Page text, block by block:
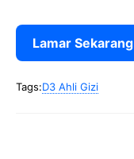
Lamar Sekarang
Tags:D3 Ahli Gizi